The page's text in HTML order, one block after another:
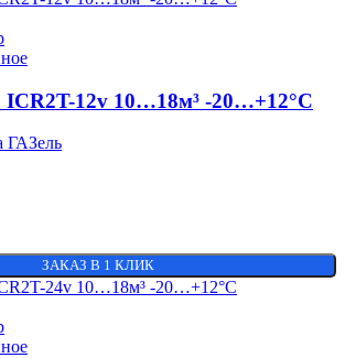
ICR2T-12v 10…18м³ -20…+12°C
ГАЗель
ЗАКАЗ В 1 КЛИК